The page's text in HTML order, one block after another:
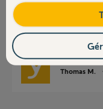
vous souhaitez le
la motorisation. Voila
exacte de votre
Thomas M.